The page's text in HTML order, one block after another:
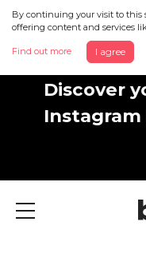
By continuing your visit to this
offering content and services
Find out more I agree
Discover
Menu